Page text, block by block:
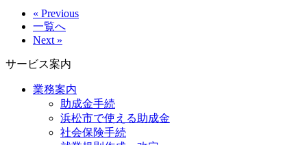
« Previous
一覧へ
Next »
サービス案内
業務案内
助成金手続
浜松市で使える助成金
社会保険手続